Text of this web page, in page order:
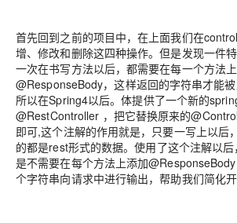
首先回到之前的项目中，在上面我们在
增、修改和删除这四种操作。但是发现一件
一次在书写方法以后，都需要在每一个方法
@ResponseBody，这样返回的字符串才能被
所以在Spring4以后。体提供了一个新的
@RestController ，把它替换原来的
即可,这个注解的作用就是，只要一写上以后
的都是rest形式的数据。使用了这个注解以
是不需要在每个方法上添加
个字符串向请求中进行输出，帮助我们简化开